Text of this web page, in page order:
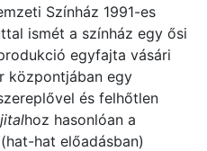
Színház 1991-es
ismét a színház egy ősi
egyfajta vásári
központjában egy
és felhőtlen
hoz hasonlóan a
hat előadásban)